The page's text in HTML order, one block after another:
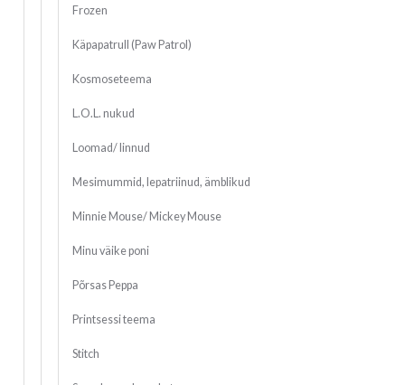
Frozen
Käpapatrull (Paw Patrol)
Kosmoseteema
L.O.L. nukud
Loomad/ linnud
Mesimummid, lepatriinud, ämblikud
Minnie Mouse/ Mickey Mouse
Minu väike poni
Põrsas Peppa
Printsessi teema
Stitch